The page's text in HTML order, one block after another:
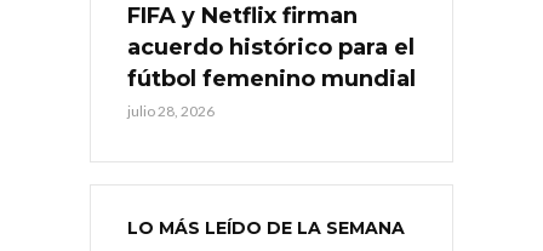
FIFA y Netflix firman
acuerdo histórico para el
fútbol femenino mundial
julio 28, 2026
LO MÁS LEÍDO DE LA SEMANA